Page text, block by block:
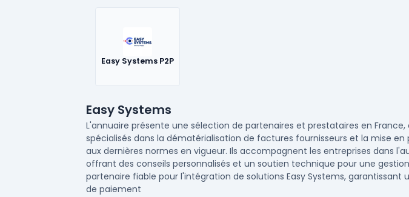
Easy Systems P2P
Easy Systems
L'annuaire présente une sélection de partenaires et prestataires en
spécialisés dans la dématérialisation de factures fournisseurs et la mise
aux dernières normes en vigueur. Ils accompagnent les entreprises dans
offrant des conseils personnalisés et un soutien technique pour une
partenaire fiable pour l'intégration de solutions Easy Systems,
de paiement